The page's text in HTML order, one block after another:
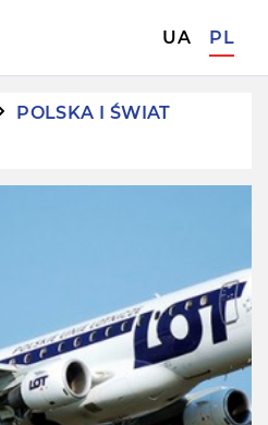
UA PL
POLSKA I ŚWIAT